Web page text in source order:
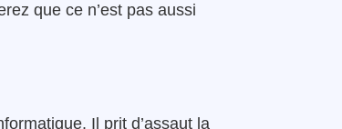
que ce n’est pas aussi
Il prit d’assaut la